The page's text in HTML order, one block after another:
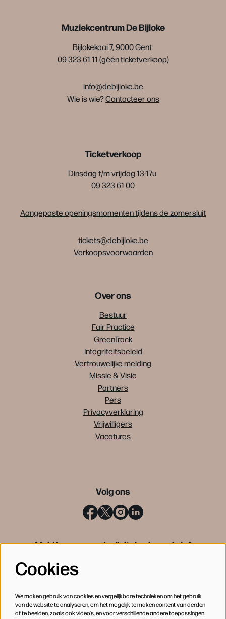
Muziekcentrum De Bijloke
Bijlokekaai 7, 9000 Gent
09 323 61 11 (géén ticketverkoop)
info@debijloke.be
Wie is wie?Contacteer ons
Ticketverkoop
Dinsdag t/m vrijdag 13-17u
09 323 61 00
Aangepaste openingsmomenten tijdens de zomersluit
tickets@debijloke.be
Verkoopsvoorwaarden
Over ons
Bestuur
Fair Practice
GreenTrack
Integriteitsbeleid
Vertrouwelijke melding
Missie & Visie
Partners
Pers
Privacyverklaring
Vrijwilligers
Vacatures
Volg ons
Meld je aan voor de digitale nieuwsbrief
Cookies
We maken gebruik van cookies en vergelijkbare technieken om het gebruik
van de website te analyseren, om het mogelijk te maken content van derden
af te beelden, zoals ook video’s, en voor verschillende andere toepassingen.